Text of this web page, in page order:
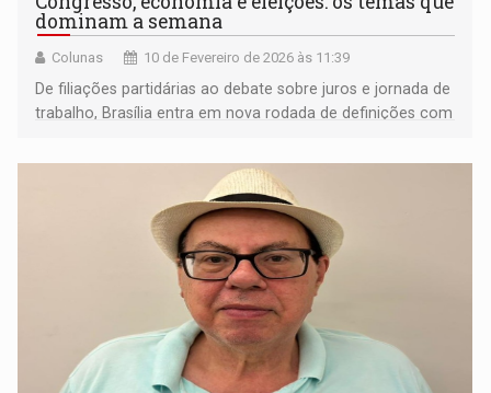
dominam a semana
Colunas 10 de Fevereiro de 2026 às 11:39
De filiações partidárias ao debate sobre juros e jornada de
trabalho, Brasília entra em nova rodada de definições com